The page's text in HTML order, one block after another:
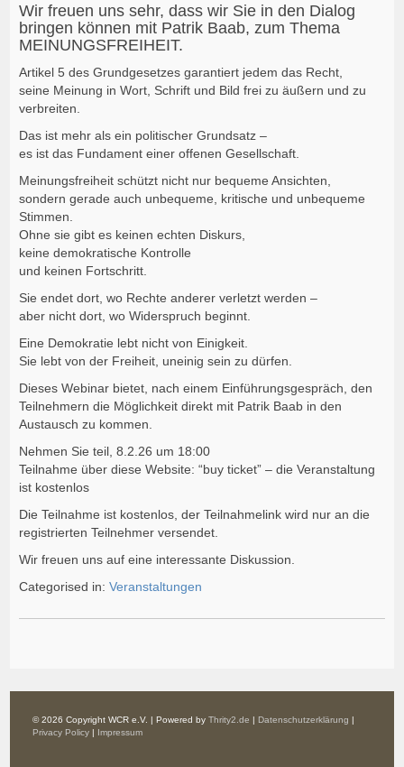
Wir freuen uns sehr, dass wir Sie in den Dialog
bringen können mit Patrik Baab, zum Thema
MEINUNGSFREIHEIT.
Artikel 5 des Grundgesetzes garantiert jedem das Recht,
seine Meinung in Wort, Schrift und Bild frei zu äußern und zu
verbreiten.
Das ist mehr als ein politischer Grundsatz –
es ist das Fundament einer offenen Gesellschaft.
Meinungsfreiheit schützt nicht nur bequeme Ansichten,
sondern gerade auch unbequeme, kritische und unbequeme
Stimmen.
Ohne sie gibt es keinen echten Diskurs,
keine demokratische Kontrolle
und keinen Fortschritt.
Sie endet dort, wo Rechte anderer verletzt werden –
aber nicht dort, wo Widerspruch beginnt.
Eine Demokratie lebt nicht von Einigkeit.
Sie lebt von der Freiheit, uneinig sein zu dürfen.
Dieses Webinar bietet, nach einem Einführungsgespräch, den
Teilnehmern die Möglichkeit direkt mit Patrik Baab in den
Austausch zu kommen.
Nehmen Sie teil, 8.2.26 um 18:00
Teilnahme über diese Website: “buy ticket” – die Veranstaltung
ist kostenlos
Die Teilnahme ist kostenlos, der Teilnahmelink wird nur an die
registrierten Teilnehmer versendet.
Wir freuen uns auf eine interessante Diskussion.
Categorised in:Veranstaltungen
© 2026 Copyright WCR e.V. | Powered byThrity2.de | Datenschutzerklärung |
Privacy Policy | Impressum